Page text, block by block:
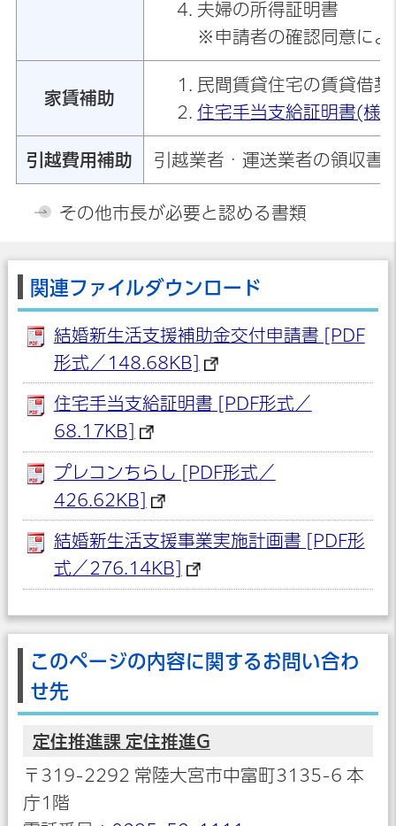
夫婦の所得証明書
※申請者の確認同意によ
家賃補助
民間賃貸住宅の賃貸借
住宅手当支給証明書(様
引越費用補助 引越業者・運送業者の領収書
その他市長が必要と認める書類
関連ファイルダウンロード
結婚新生活支援補助金交付申請書 [PDF
形式／148.68KB]
住宅手当支給証明書 [PDF形式／
68.17KB]
プレコンちらし [PDF形式／
426.62KB]
結婚新生活支援事業実施計画書 [PDF形
式／276.14KB]
このページの内容に関するお問い合わ
せ先
定住推進課 定住推進G
〒319-2292 常陸大宮市中富町3135-6 本
庁1階